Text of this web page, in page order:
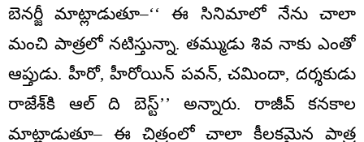
బెనర్జీ మాట్లాడుతూ–‘‘ ఈ సినిమాలో నేను చాలా
మంచి పాత్రలో నటిస్తున్నా. తమ్ముడు శివ నాకు ఎంతో
ఆప్తుడు. హీరో, హీరోయిన్‌ పవన్, చమిందా, దర్శకుడు
రాజేశ్‌కి ఆల్‌ ది బెస్ట్‌’’ అన్నారు. రాజీవ్‌ కనకాల
మాట్లాడుతూ– ఈ చిత్రంలో చాలా కీలకమైన పాత్ర